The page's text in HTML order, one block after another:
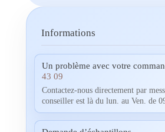
Informations
Un problème avec votre
43 09
Contactez-nous directement par
conseiller est là du lun. au Ven. de